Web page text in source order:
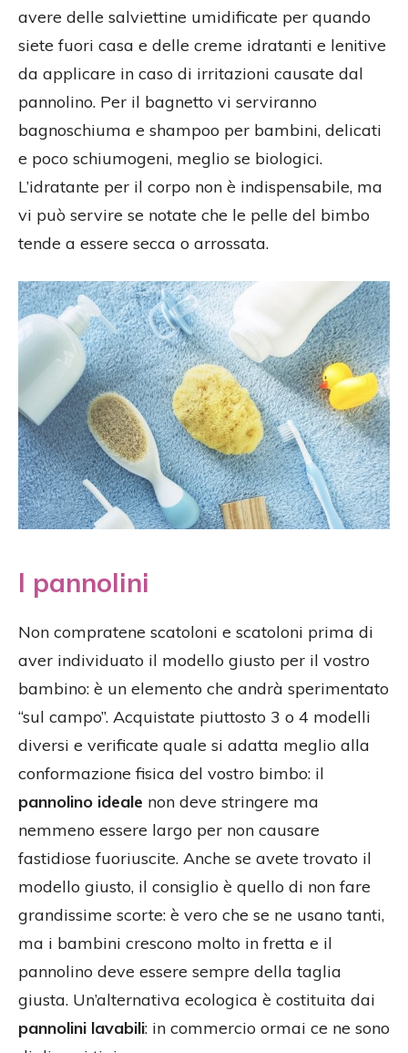
avere delle salviettine umidificate per quando
siete fuori casa e delle creme idratanti e lenitive
da applicare in caso di irritazioni causate dal
pannolino. Per il bagnetto vi serviranno
bagnoschiuma e shampoo per bambini, delicati
e poco schiumogeni, meglio se biologici.
L’idratante per il corpo non è indispensabile, ma
vi può servire se notate che le pelle del bimbo
tende a essere secca o arrossata.
I pannolini
Non compratene scatoloni e scatoloni prima di
aver individuato il modello giusto per il vostro
bambino: è un elemento che andrà sperimentato
“sul campo”. Acquistate piuttosto 3 o 4 modelli
diversi e verificate quale si adatta meglio alla
conformazione fisica del vostro bimbo: il
pannolino ideale non deve stringere ma
nemmeno essere largo per non causare
fastidiose fuoriuscite. Anche se avete trovato il
modello giusto, il consiglio è quello di non fare
grandissime scorte: è vero che se ne usano tanti,
ma i bambini crescono molto in fretta e il
pannolino deve essere sempre della taglia
giusta. Un’alternativa ecologica è costituita dai
pannolini lavabili: in commercio ormai ce ne sono